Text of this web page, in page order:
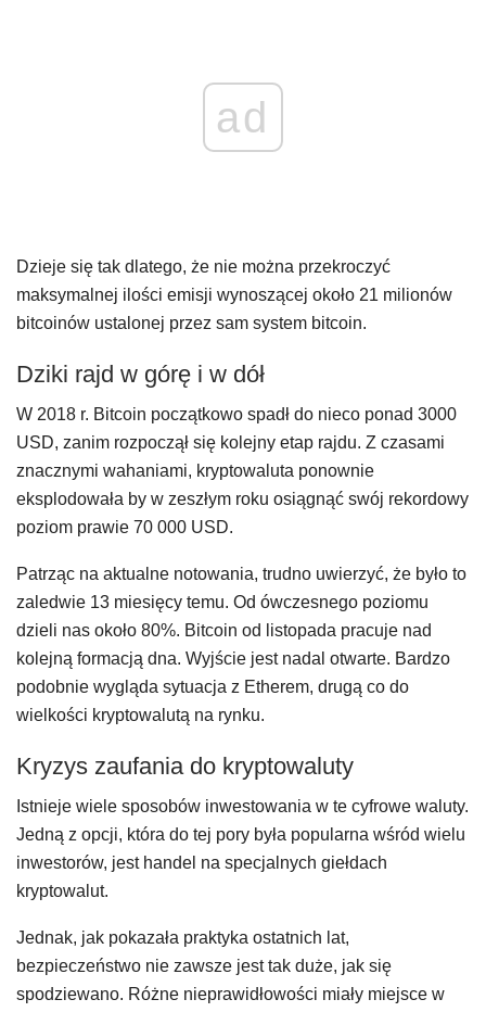
ad
Dzieje się tak dlatego, że nie można przekroczyć
maksymalnej ilości emisji wynoszącej około 21 milionów
bitcoinów ustalonej przez sam system bitcoin.
Dziki rajd w górę i w dół
W 2018 r. Bitcoin początkowo spadł do nieco ponad 3000
USD, zanim rozpoczął się kolejny etap rajdu. Z czasami
znacznymi wahaniami, kryptowaluta ponownie
eksplodowała by w zeszłym roku osiągnąć swój rekordowy
poziom prawie 70 000 USD.
Patrząc na aktualne notowania, trudno uwierzyć, że było to
zaledwie 13 miesięcy temu. Od ówczesnego poziomu
dzieli nas około 80%. Bitcoin od listopada pracuje nad
kolejną formacją dna. Wyjście jest nadal otwarte. Bardzo
podobnie wygląda sytuacja z Etherem, drugą co do
wielkości kryptowalutą na rynku.
Kryzys zaufania do kryptowaluty
Istnieje wiele sposobów inwestowania w te cyfrowe waluty.
Jedną z opcji, która do tej pory była popularna wśród wielu
inwestorów, jest handel na specjalnych giełdach
kryptowalut.
Jednak, jak pokazała praktyka ostatnich lat,
bezpieczeństwo nie zawsze jest tak duże, jak się
spodziewano. Różne nieprawidłowości miały miejsce w